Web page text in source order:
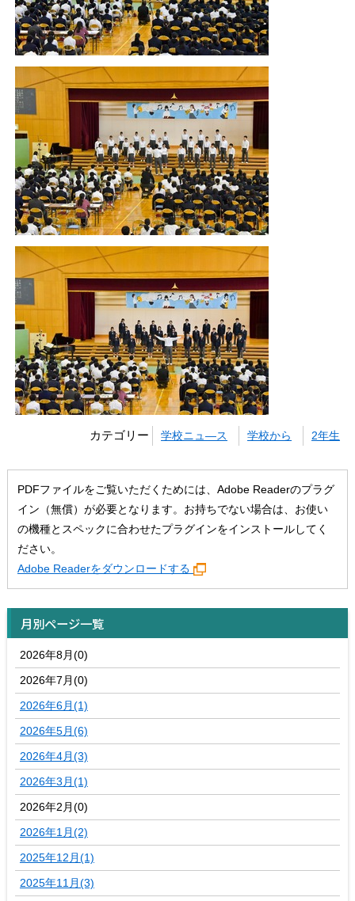
カテゴリー 学校ニュ―ス 学校から 2年生
PDFファイルをご覧いただくためには、Adobe Readerのプラグ
イン（無償）が必要となります。お持ちでない場合は、お使い
の機種とスペックに合わせたプラグインをインストールしてく
ださい。
Adobe Readerをダウンロードする
月別ページ一覧
2026年8月(0)
2026年7月(0)
2026年6月(1)
2026年5月(6)
2026年4月(3)
2026年3月(1)
2026年2月(0)
2026年1月(2)
2025年12月(1)
2025年11月(3)